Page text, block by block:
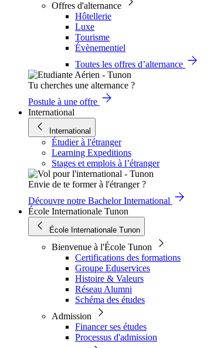
Offres d'alternance
Hôtellerie
Luxe
Tourisme
Évènementiel
Toutes les offres d’alternance
Tu cherches une alternance ?
Postule à une offre
International
International
Étudier à l'étranger
Learning Expeditions
Stages et emplois à l’étranger
Envie de te former à l'étranger ?
Découvre notre Bachelor International
École Internationale Tunon
École Internationale Tunon
Bienvenue à l'École Tunon
Certifications des formations
Groupe Eduservices
Histoire & Valeurs
Réseau Alumni
Schéma des études
Admission
Financer ses études
Processus d'admission